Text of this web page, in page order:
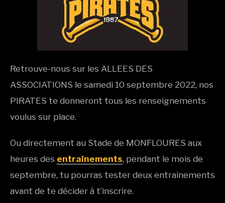
Retrouve-nous sur les ALLEES DES
ASSOCIATIONS le samedi 10 septembre 2022, nos
PIRATES te donneront tous les renseignements
voulus sur place.
Ou directement au Stade de MONFLOURES aux
heures des entraînements, pendant le mois de
septembre, tu pourras tester deux entraînements
avant de te décider à t’inscrire.